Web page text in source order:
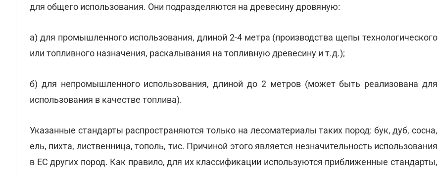
для общего использования. Они подразделяются на древесину дровяную:
а) для промышленного использования, длиной 2-4 метра (производства щепы технологического
или топливного назначения, раскалывания на топливную древесину и т.д.);
б) для непромышленного использования, длиной до 2 метров (может быть реализована для
использования в качестве топлива).
Указанные стандарты распространяются только на лесоматериалы таких пород: бук, дуб, сосна,
ель, пихта, лиственница, тополь, тис. Причиной этого является незначительность использования
в ЕС других пород. Как правило, для их классификации используются приближенные стандарты,